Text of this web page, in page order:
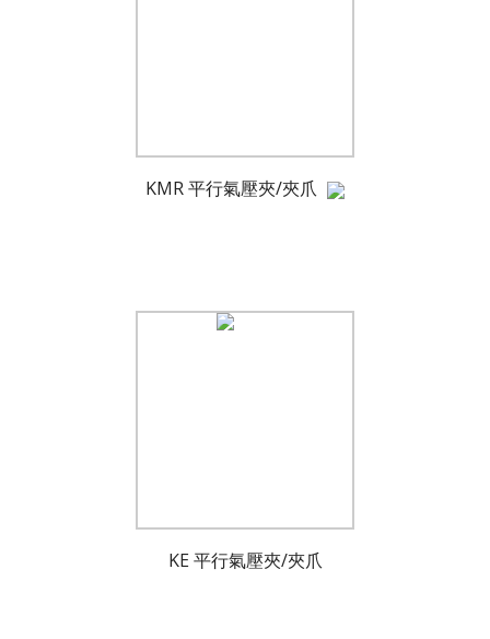
KMR 平行氣壓夾/夾爪
KE 平行氣壓夾/夾爪